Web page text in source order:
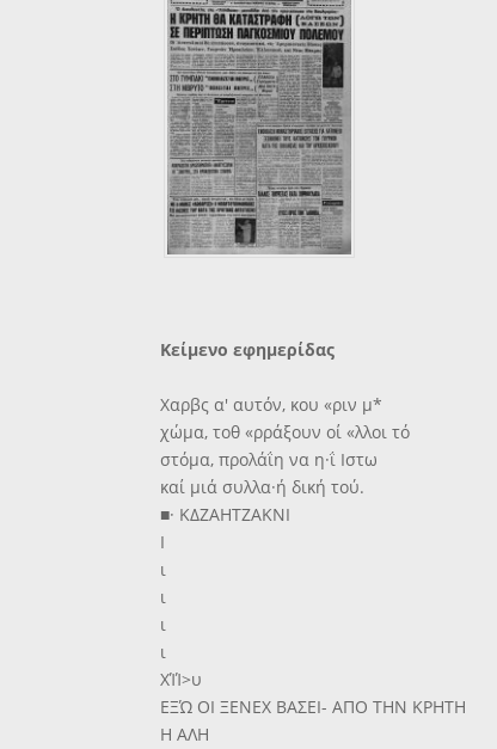
Κείμενο εφημερίδας
Χαρβς α' αυτόν, κου «ριν μ*
χώμα, τοθ «ρράξουν οί «λλοι τό
στόμα, προλάΐη να η·ΐ Ιστω
καί μιά συλλα·ή δική τού.
■· ΚΔΖΑΗΤΖΑΚΝΙ
Ι
ι
ι
ι
ι
ΧΊΊ>υ
ΕΞΏ ΟΙ ΞΕΝΕΧ ΒΑΣΕΙ- ΑΠΟ ΤΗΝ ΚΡΗΤΗ
Η ΑΛΗ